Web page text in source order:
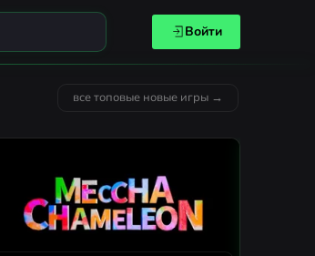
Войти
все топовые новые игры →